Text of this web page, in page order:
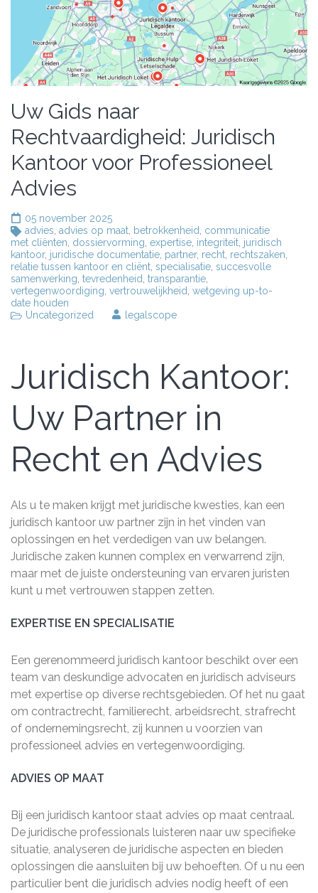
Uw Gids naar
Rechtvaardigheid: Juridisch
Kantoor voor Professioneel
Advies
05 november 2025
advies, advies op maat, betrokkenheid, communicatie
met cliënten, dossiervorming, expertise, integriteit, juridisch
kantoor, juridische documentatie, partner, recht, rechtszaken,
relatie tussen kantoor en cliënt, specialisatie, succesvolle
samenwerking, tevredenheid, transparantie,
vertegenwoordiging, vertrouwelijkheid, wetgeving up-to-
date houden
Uncategorized
legalscope
Juridisch Kantoor:
Uw Partner in
Recht en Advies
Als u te maken krijgt met juridische kwesties, kan een
juridisch kantoor uw partner zijn in het vinden van
oplossingen en het verdedigen van uw belangen.
Juridische zaken kunnen complex en verwarrend zijn,
maar met de juiste ondersteuning van ervaren juristen
kunt u met vertrouwen stappen zetten.
EXPERTISE EN SPECIALISATIE
Een gerenommeerd juridisch kantoor beschikt over een
team van deskundige advocaten en juridisch adviseurs
met expertise op diverse rechtsgebieden. Of het nu gaat
om contractrecht, familierecht, arbeidsrecht, strafrecht
of ondernemingsrecht, zij kunnen u voorzien van
professioneel advies en vertegenwoordiging.
ADVIES OP MAAT
Bij een juridisch kantoor staat advies op maat centraal.
De juridische professionals luisteren naar uw specifieke
situatie, analyseren de juridische aspecten en bieden
oplossingen die aansluiten bij uw behoeften. Of u nu een
particulier bent die juridisch advies nodig heeft of een